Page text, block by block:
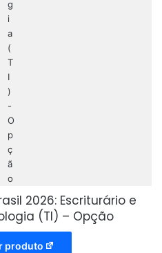
2026: Escriturário e
(TI) – Opção
produto